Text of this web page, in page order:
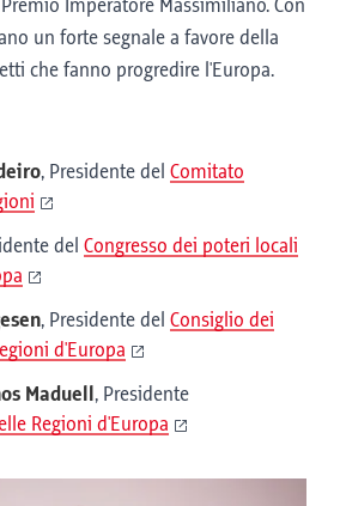
Imperatore Massimiliano. Con
un forte segnale a favore della
che fanno progredire l'Europa.
, Presidente del Comitato
del Congresso dei poteri locali
, Presidente del Consiglio dei
d'Europa
Maduell , Presidente
Regioni d'Europa